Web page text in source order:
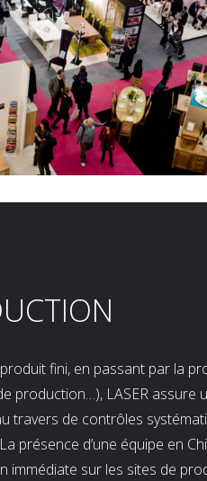
produit fini, en passant par la
production…), LASER assure
travers de contrôles
présence d’une équipe en
immédiate sur les sites de